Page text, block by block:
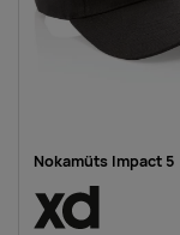
Nokamüts Impact 5